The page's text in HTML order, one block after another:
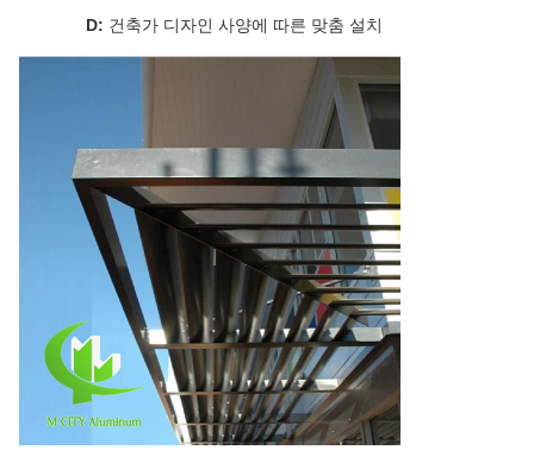
D: 건축가 디자인 사양에 따른 맞춤 설치